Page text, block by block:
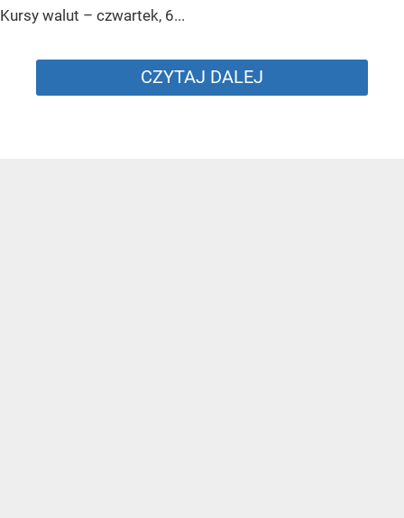
Kursy walut – czwartek, 6...
CZYTAJ DALEJ